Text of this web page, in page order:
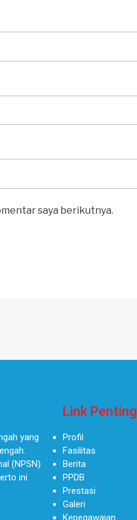
saya berikutnya.
yang
(NPSN)
ini
Link Penting
Profil
Fasilitas
Berita
PPDB
Prestasi
Galeri
Kepegawaian